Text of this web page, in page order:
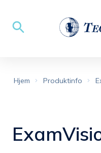
Hjem Produktinfo